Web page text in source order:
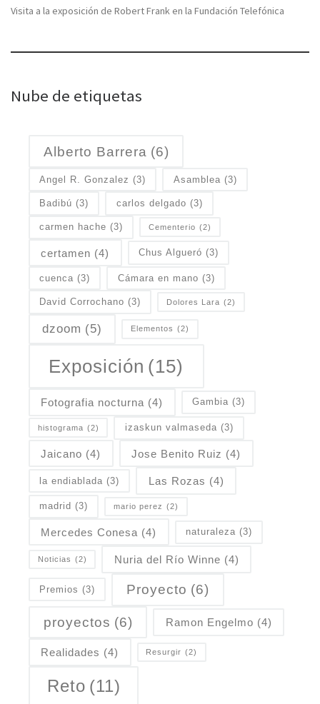
Visita a la exposición de Robert Frank en la Fundación Telefónica
Nube de etiquetas
Alberto Barrera (6)
Angel R. Gonzalez (3) Asamblea (3)
Badibú (3) carlos delgado (3)
carmen hache (3) Cementerio (2)
certamen (4) Chus Algueró (3)
cuenca (3) Cámara en mano (3)
David Corrochano (3) Dolores Lara (2)
dzoom (5) Elementos (2)
Exposición (15)
Fotografia nocturna (4) Gambia (3)
histograma (2) izaskun valmaseda (3)
Jaicano (4) Jose Benito Ruiz (4)
la endiablada (3) Las Rozas (4)
madrid (3) mario perez (2)
Mercedes Conesa (4) naturaleza (3)
Noticias (2) Nuria del Río Winne (4)
Premios (3) Proyecto (6)
proyectos (6) Ramon Engelmo (4)
Realidades (4) Resurgir (2)
Reto (11)